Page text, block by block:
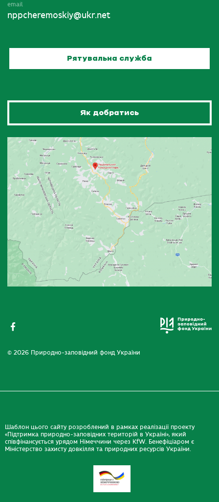
email
nppcheremoskiy@ukr.net
Рятувальна служба
Як добратись
© 2026 Природно-заповідний фонд України
Шаблон цього сайту розроблений в рамках реалізації проекту
«Підтримка природно-заповідних територій в Україні», який
співфінансується урядом Німеччини через KfW. Бенефіціаром є
Міністерство захисту довкілля та природних ресурсів України.